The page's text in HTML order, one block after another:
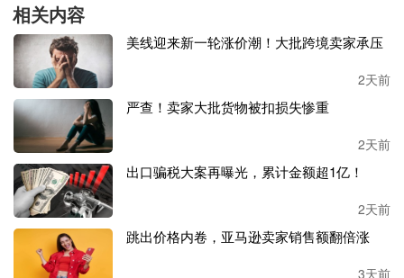
at广告的使用量也分别增长了86%和41%，这表明现在卖家
对视频内容的需求在不断增长。
有卖家称，通过社媒引流是真的香，自己拍摄了一段产品介
绍视频上传到TikTok以后就有不少人问是从哪买的，虽然转
化率不好监测，但重点是不花钱啊！
此外，有近一半的亚马逊卖家
(49%)计划在2023年与社交媒
体达人合作来推广他们的产品，通过合作可以借助达人自身
的流量迅速把产品推给更多受众。
不过，虽然大部分卖家都对2023年十分看好，仍有一些卖家
对未来前景表达了担忧。部分卖家表示，运输成本、库容和
相关内容
美线迎来新一轮涨价潮！大批跨境卖家承压
2天前
严查！卖家大批货物被扣损失惨重
2天前
出口骗税大案再曝光，累计金额超1亿！
2天前
跳出价格内卷，亚马逊卖家销售额翻倍涨
3天前